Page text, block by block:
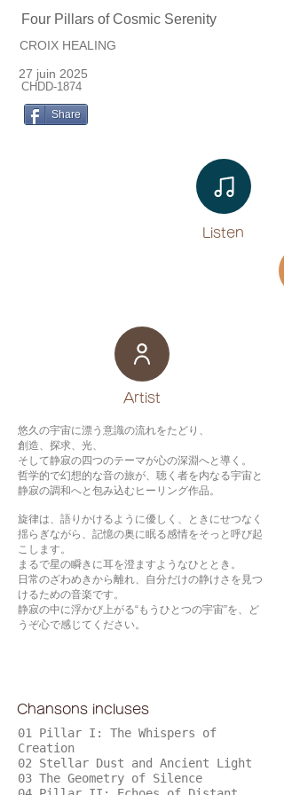
Four Pillars of Cosmic Serenity
CROIX HEALING
27 juin 2025
CHDD-1874
Share
Listen​
​Artist
悠久の宇宙に漂う意識の流れをたどり、
創造、探求、光、
そして静寂の四つのテーマが心の深淵へと導く。
哲学的で幻想的な音の旅が、聴く者を内なる宇宙と
静寂の調和へと包み込むヒーリング作品。
旋律は、語りかけるように優しく、ときにせつなく
揺らぎながら、記憶の奥に眠る感情をそっと呼び起
こします。
まるで星の瞬きに耳を澄ますようなひととき。
日常のざわめきから離れ、自分だけの静けさを見つ
けるための音楽です。
静寂の中に浮かび上がる“もうひとつの宇宙”を、ど
うぞ心で感じてください。
Chansons incluses
01 Pillar I: The Whispers of
Creation
02 Stellar Dust and Ancient Light
03 The Geometry of Silence